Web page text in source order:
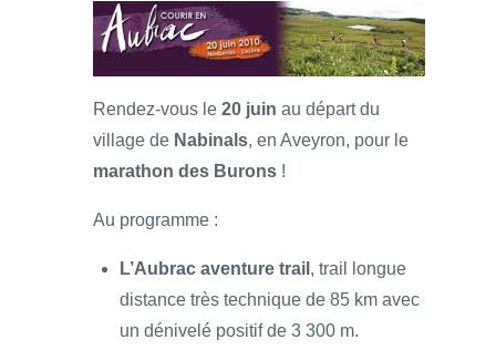
Rendez-vous le 20 juin au départ du
village de Nabinals, en Aveyron, pour le
marathon des Burons !
Au programme :
L’Aubrac aventure trail , trail longue
distance très technique de 85 km avec
un dénivelé positif de 3 300 m.